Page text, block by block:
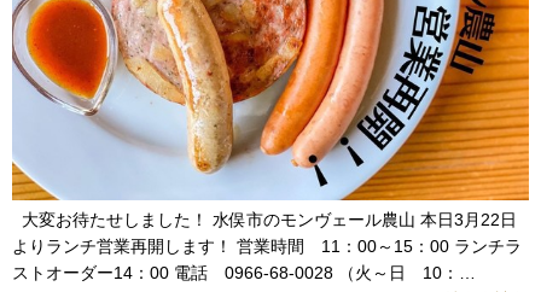
大変お待たせしました！ 水俣市のモンヴェール農山 本日3月22日
よりランチ営業再開します！ 営業時間 11：00～15：00 ランチラ
ストオーダー14：00 電話 0966-68-0028 （火～日 10：…